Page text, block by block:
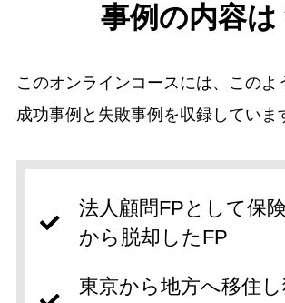
事例の内容は
このオンラインコースには、このよ
成功事例と失敗事例を収録していま
法人顧問FPとして保
から脱却したFP
東京から地方へ移住